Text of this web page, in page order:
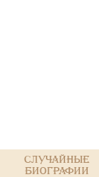
Случайные
биографии